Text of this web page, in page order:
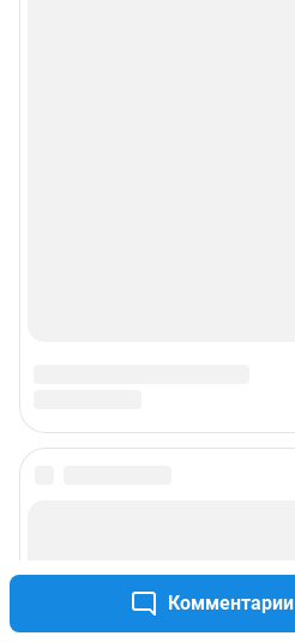
Комментарии
Сообщить новость
Рубрики